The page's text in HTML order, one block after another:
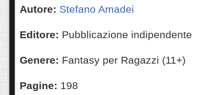
Autore: Stefano Amadei
Editore: Pubblicazione indipendente
Genere: Fantasy per Ragazzi (11+)
Pagine: 198